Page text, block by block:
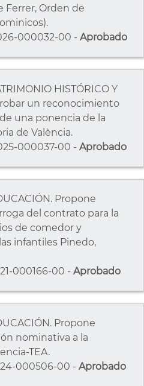
Ferrer, Orden de
000032-00 - Aprobado
HISTÓRICO Y
un reconocimiento
una ponencia de la
de València.
000037-00 - Aprobado
Propone
del contrato para la
de comedor y
infantiles Pinedo,
000166-00 - Aprobado
Propone
nominativa a la
TEA.
000506-00 - Aprobado